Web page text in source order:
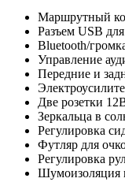
Маршрутный
Разъем USB
Bluetooth/
Управление
Передние и
Две розетки
Зеркальца в
Регулировка
Футляр для
Регулировка
Шумоизоляция